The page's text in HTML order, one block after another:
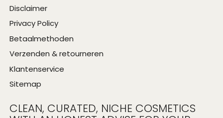
Disclaimer
Privacy Policy
Betaalmethoden
Verzenden & retourneren
Klantenservice
Sitemap
CLEAN, CURATED, NICHE COSMETICS